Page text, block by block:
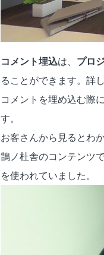
コメント埋込は、 プロ
ることができます。詳
コメントを埋め込む際
す。
お客さんから見るとわ
鵠ノ杜舎のコンテンツ
を使われていました。